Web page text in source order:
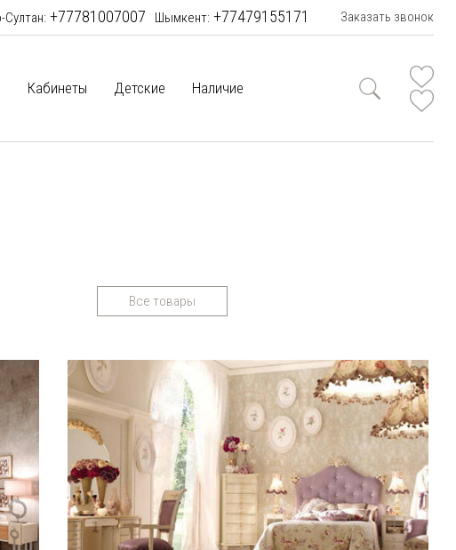
Султан: +77781007007 Шымкент: +77479155171 Заказать звонок
Кабинеты Детские Наличие
Все товары